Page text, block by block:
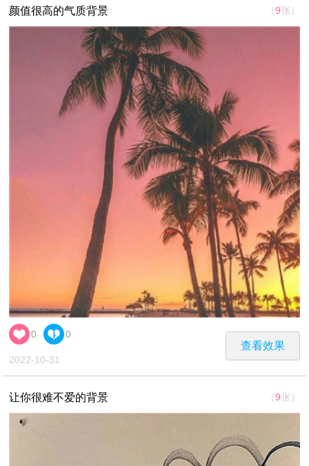
（9张）
颜值很高的气质背景
查看效果
0 0
2022-10-31
（9张）
让你很难不爱的背景